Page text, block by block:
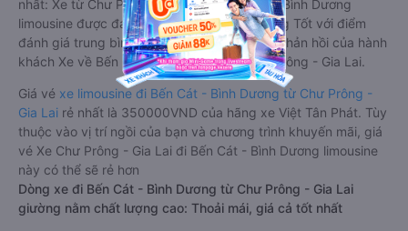
nhất: Xe từ Chư Prông - Gia Lai đi Bến Cát - Bình Dương
limousine được đánh giá chung có chất lượng Tốt với điểm
đánh giá trung bình từ 4.4/5 dựa trên 1512 phản hồi của hành
khách Xe về Bến Cát - Bình Dương từ Chư Prông - Gia Lai.
Giá vé xe limousine đi Bến Cát - Bình Dương từ Chư Prông -
Gia Lai rẻ nhất là 350000VND của hãng xe Việt Tân Phát. Tùy
thuộc vào vị trí ngồi của bạn và chương trình khuyến mãi, giá
vé Xe Chư Prông - Gia Lai đi Bến Cát - Bình Dương limousine
này có thể sẽ rẻ hơn
Dòng xe đi Bến Cát - Bình Dương từ Chư Prông - Gia Lai
giường nằm chất lượng cao: Thoải mái, giá cả tốt nhất